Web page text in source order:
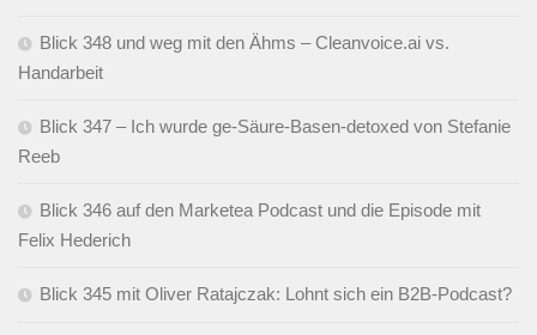
Blick 348 und weg mit den Ähms – Cleanvoice.ai vs.
Handarbeit
Blick 347 – Ich wurde ge-Säure-Basen-detoxed von Stefanie
Reeb
Blick 346 auf den Marketea Podcast und die Episode mit
Felix Hederich
Blick 345 mit Oliver Ratajczak: Lohnt sich ein B2B-Podcast?